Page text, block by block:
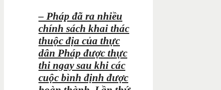
– Pháp đã ra nhiều
chính sách khai thác
thuộc địa của thực
dân Pháp được thực
thi ngay sau khi các
cuộc bình định được